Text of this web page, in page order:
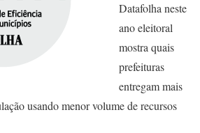
Datafolha neste
ano eleitoral
mostra quais
prefeituras
entregam mais
usando menor volume de recursos